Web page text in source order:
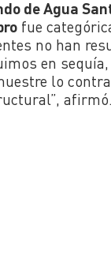
de Agua
fue
no han
en
lo
afirmó.